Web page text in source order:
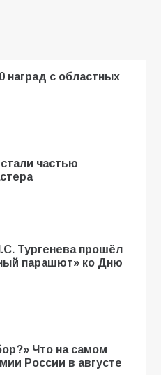
наград с областных
частью
Тургенева прошёл
парашют» ко Дню
Что на самом
России в августе